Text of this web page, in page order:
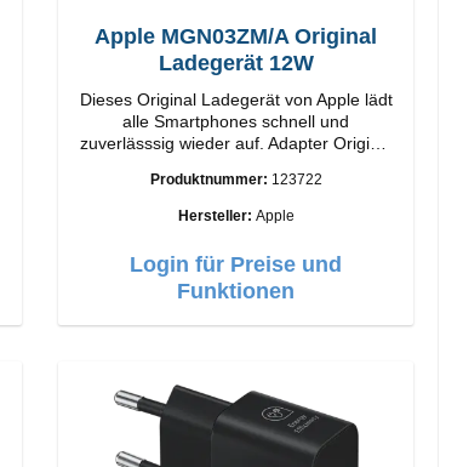
Apple MGN03ZM/A Original
Ladegerät 12W
Dieses Original Ladegerät von Apple lädt
alle Smartphones schnell und
zuverlässsig wieder auf. Adapter Original
Anschlüsse: USB-A Output: 12W Farbe:
Weiß
Produktnummer: 123722
Hersteller: Apple
Login für Preise und
Funktionen